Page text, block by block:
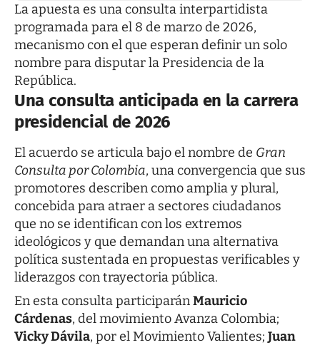
La apuesta es una consulta interpartidista
programada para el 8 de marzo de 2026,
mecanismo con el que esperan definir un solo
nombre para disputar la Presidencia de la
República.
Una consulta anticipada en la carrera
presidencial de 2026
El acuerdo se articula bajo el nombre de Gran
Consulta por Colombia, una convergencia que sus
promotores describen como amplia y plural,
concebida para atraer a sectores ciudadanos
que no se identifican con los extremos
ideológicos y que demandan una alternativa
política sustentada en propuestas verificables y
liderazgos con trayectoria pública.
En esta consulta participaránMauricio
Cárdenas, del movimiento Avanza Colombia;
Vicky Dávila, por el Movimiento Valientes; Juan